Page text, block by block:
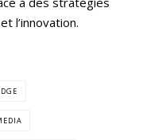
l’innovation.